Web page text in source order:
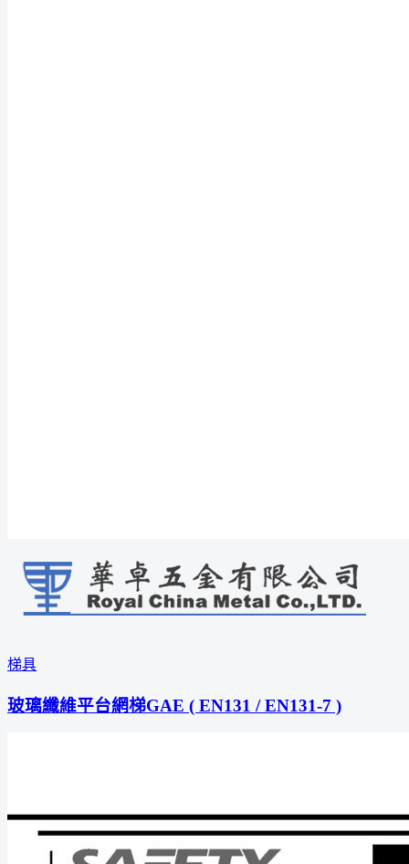
梯具
玻璃纖維平台網梯GAE ( EN131 / EN131-7 )